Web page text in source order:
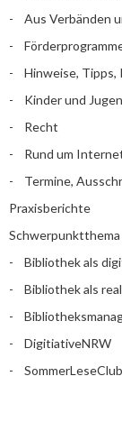
Aus Verbänden
Hinweise, Tipps,
Kinder und
Recht
Rund um
Termine,
Praxisberichte
Schwerpunktthema
Bibliothek als
Bibliothek als
DigitiativeNRW
SommerLeseClub